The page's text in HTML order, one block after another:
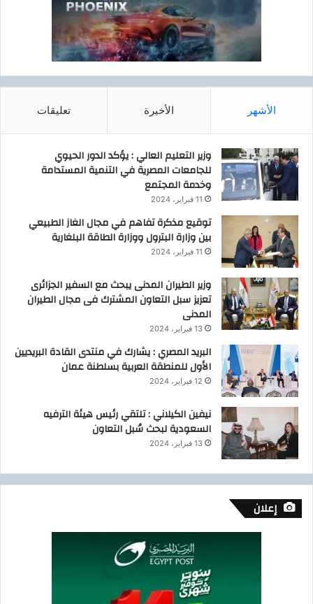
الأشهر الأخيرة تعليقات
وزير التعليم العالي : يؤكد الدور الحيوي
للجامعات المصرية في التنمية المستدامة
وخدمة المجتمع
11 فبراير، 2024
توقيع مذكرة تفاهم في مجال الغاز الطبيعي
بين وزارة البترول ووزارة الطاقة البلغارية
11 فبراير، 2024
وزير الطيران المدنى يبحث مع السفير الجزائرى
تعزيز سبل التعاون المشترك فى مجال الطيران
المدنى
13 فبراير، 2024
البريد المصري : يشارك في منتدى القادة البريديين
الأول للمنطقة العربية بسلطنة عمان
12 فبراير، 2024
نيفين الكيلاني : تلتقي رئيس هيئة الترفيه
السعودية لبحث سُبل التعاون
13 فبراير، 2024
إعلان